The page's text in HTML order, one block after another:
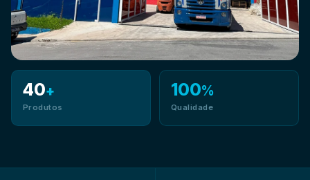
40+
Produtos
100%
Qualidade